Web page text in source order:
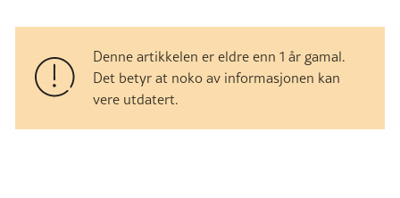
Denne artikkelen er eldre enn 1 år gamal.
Det betyr at noko av informasjonen kan
vere utdatert.